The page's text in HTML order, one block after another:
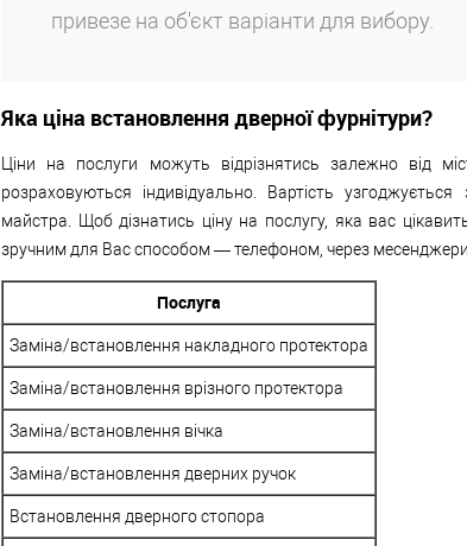
привезе на об'єкт варіанти для вибору.
Яка ціна встановлення дверної фурнітури?
Ціни на послуги можуть відрізнятись залежно від
розраховуються індивідуально. Вартість
майстра. Щоб дізнатись ціну на послугу, яка вас
зручним для Вас способом — телефоном, через месенджери
Послуга
Заміна/встановлення накладного протектора
Заміна/встановлення врізного протектора
Заміна/встановлення вічка
Заміна/встановлення дверних ручок
Встановлення дверного стопора